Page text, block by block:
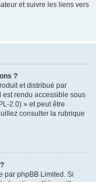
et suivre les liens vers
?
et distribué par
est rendu accessible sous
2.0) » et peut être
consulter la rubrique
par phpBB Limited. Si